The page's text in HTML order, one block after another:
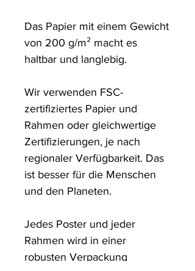
Das Papier mit einem Gewicht
von 200 g/m² macht es
haltbar und langlebig.
Wir verwenden FSC-
zertifiziertes Papier und
Rahmen oder gleichwertige
Zertifizierungen, je nach
regionaler Verfügbarkeit. Das
ist besser für die Menschen
und den Planeten.
Jedes Poster und jeder
Rahmen wird in einer
robusten Verpackung